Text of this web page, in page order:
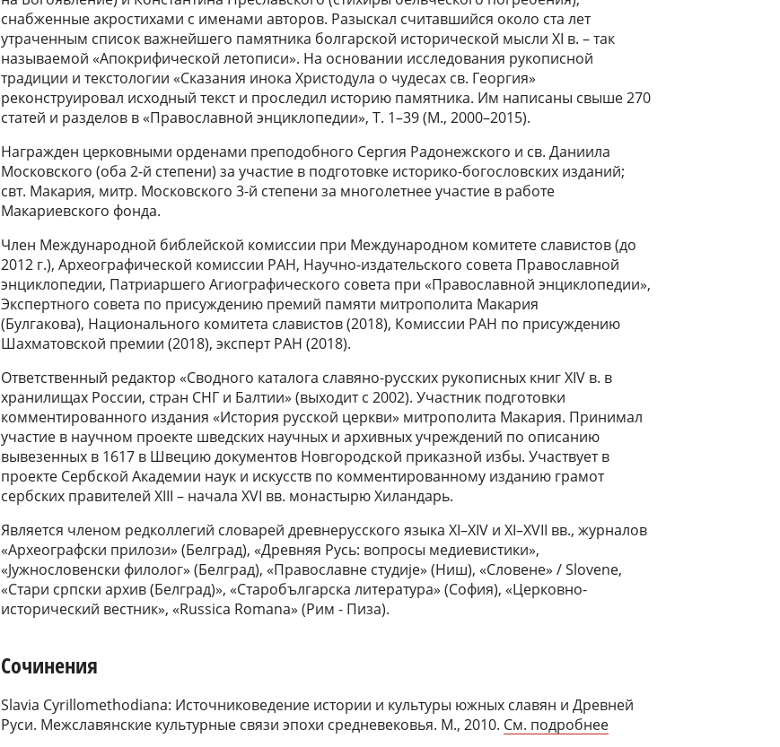
снабженные акростихами с именами авторов. Разыскал считавшийся около ста лет
утраченным список важнейшего памятника болгарской исторической мысли XI в. – так
называемой «Апокрифической летописи». На основании исследования рукописной
традиции и текстологии «Сказания инока Христодула о чудесах св. Георгия»
реконструировал исходный текст и проследил историю памятника. Им написаны свыше 270
статей и разделов в «Православной энциклопедии», Т. 1–39 (М., 2000–2015).
Награжден церковными орденами преподобного Сергия Радонежского и св. Даниила
Московского (оба 2-й степени) за участие в подготовке историко-богословских изданий;
свт. Макария, митр. Московского 3-й степени за многолетнее участие в работе
Макариевского фонда.
Член Международной библейской комиссии при Международном комитете славистов (до
2012 г.), Археографической комиссии РАН, Научно-издательского совета Православной
энциклопедии, Патриаршего Агиографического совета при «Православной энциклопедии»,
Экспертного совета по присуждению премий памяти митрополита Макария
(Булгакова), Национального комитета славистов (2018), Комиссии РАН по присуждению
Шахматовской премии (2018), эксперт РАН (2018).
Ответственный редактор «Сводного каталога славяно-русских рукописных книг XIV в. в
хранилищах России, стран СНГ и Балтии» (выходит с 2002). Участник подготовки
комментированного издания «История русской церкви» митрополита Макария. Принимал
участие в научном проекте шведских научных и архивных учреждений по описанию
вывезенных в 1617 в Швецию документов Новгородской приказной избы. Участвует в
проекте Сербской Академии наук и искусств по комментированному изданию грамот
сербских правителей XIII – начала XVI вв. монастырю Хиландарь.
Является членом редколлегий словарей древнерусского языка XI–XIV и XI–XVII вв., журналов
«Археографски прилози» (Белград), «Древняя Русь: вопросы медиевистики»,
«Jужнословенски филолог» (Белград), «Православне студиjе» (Ниш), «Словене» / Slovene,
«Стари српски архив (Белград)», «Старобългарска литература» (София), «Церковно-
исторический вестник», «Russica Romana» (Рим - Пиза).
Сочинения
Slavia Cyrillomethodiana: Источниковедение истории и культуры южных славян и Древней
Руси. Межславянские культурные связи эпохи средневековья. М., 2010. См. подробнее